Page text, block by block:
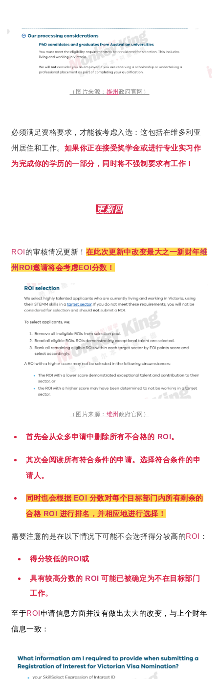
（图片来源： 维州 政府官网）
必须满足资格要求，才能被考虑入选：这包括在维多利亚
州居住和工作。 如果你正在接受奖学金或进行专业实习作
为完成你的学历的一部分，同时将不强制要求有工作！
更新四
ROI的审核情况更新！ 在此次更新中改变最大之一新财年维
州 ROI邀请将会考虑EOI分数！
（图片来源： 维州 政府官网）
首先会从众多申请中删除所有不合格的 ROI。
其次会阅读所有符合条件的申请。选择符合条件的申
请人。
同时也会根据 EOI 分数对每个目标部门内所有剩余的
合格 ROI 进行排名，并相应地进行选择！
需要注意的是在以下情况下可能不会选择得分较高的ROI ：
得分较低的ROI或
具有较高分数的 ROI 可能已被确定为不在目标部门
工作。
至于ROI申请信息方面并没有做出太大的改变，与上个财年
信息一致：